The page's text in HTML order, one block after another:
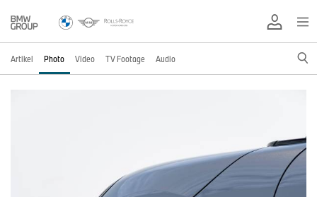
Artikel Photo Video TV Footage Audio